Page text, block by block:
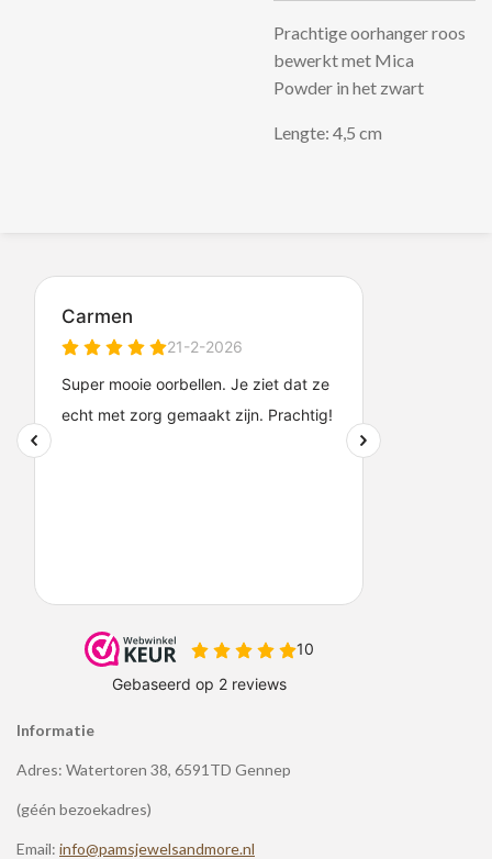
Prachtige oorhanger roos
bewerkt met Mica
Powder in het zwart
Lengte: 4,5 cm
Informatie
Adres: Watertoren 38, 6591TD Gennep
(géén bezoekadres)
Email: info@pamsjewelsandmore.nl